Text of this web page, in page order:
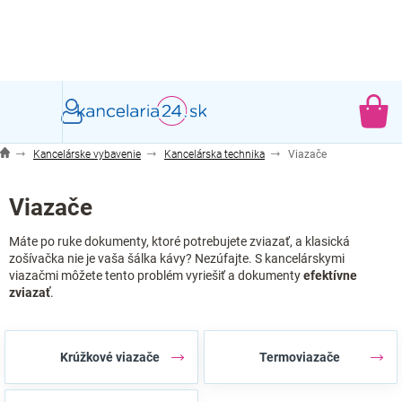
Kancelárske vybavenie Kancelárska technika Viazače
Viazače
Máte po ruke dokumenty, ktoré potrebujete zviazať, a klasická
zošívačka nie je vaša šálka kávy? Nezúfajte. S kancelárskymi
viazačmi môžete tento problém vyriešiť a dokumentyefektívne
zviazať.
Krúžkové viazače Termoviazače